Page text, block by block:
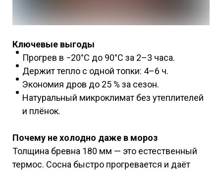
Ключевые выгоды
Прогрев в −20°C до 90°C за 2–3 часа.
Держит тепло с одной топки: 4–6 ч.
Экономия дров до 25 % за сезон.
Натуральный микроклимат без утеплителей
и плёнок.
Почему не холодно даже в мороз
Толщина бревна 180 мм — это естественный
термос. Сосна быстро прогревается и даёт